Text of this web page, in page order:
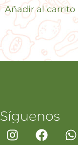
Añadir al carrito
Síguenos